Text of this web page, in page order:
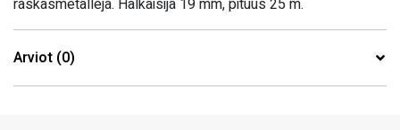
raskasmetalleja. Halkaisija 19 mm, pituus 25 m.
Arviot (0)